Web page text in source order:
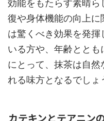
効能をもたらす素晴ら
復や身体機能の向上
は驚くべき効果を発
いる方や、年齢とと
にとって、抹茶は自然
れる味方となるでしょ
カテキンとテアニン